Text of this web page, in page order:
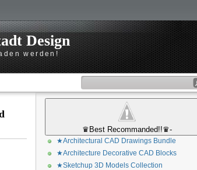
Design
werden!
♛Best Recommanded!!♛-
★Architectural CAD Drawings Bundle
★Architecture Decorative CAD Blocks
★Sketchup 3D Models Collection